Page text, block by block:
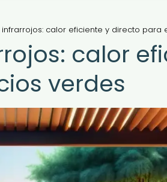
calor eficiente y directo para
calor
verdes